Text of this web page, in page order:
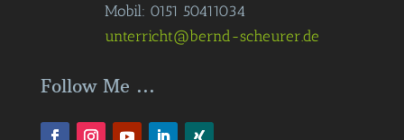
Mobil: 0151 50411034
unterricht@bernd-scheurer.de
Follow Me ...